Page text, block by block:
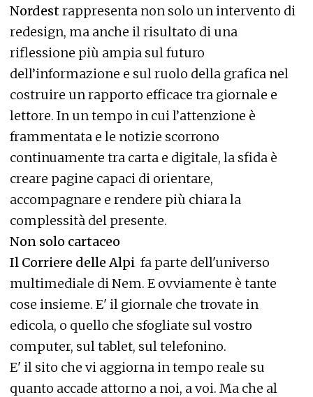
Nordestrappresenta non solo un intervento di
redesign, ma anche il risultato di una
riflessione più ampia sul futuro
dell’informazione e sul ruolo della grafica nel
costruire un rapporto efficace tra giornale e
lettore. In un tempo in cui l’attenzione è
frammentata e le notizie scorrono
continuamente tra carta e digitale, la sfida è
creare pagine capaci di orientare,
accompagnare e rendere più chiara la
complessità del presente.
Non solo cartaceo
Il Corriere delle Alpi fa parte dell'universo
multimediale di Nem. E ovviamente è tante
cose insieme. E' il giornale che trovate in
edicola, o quello che sfogliate sul vostro
computer, sul tablet, sul telefonino.
E' il sito che vi aggiorna in tempo reale su
quanto accade attorno a noi, a voi. Ma che al